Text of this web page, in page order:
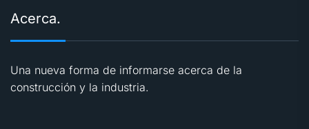
Acerca.
Una nueva forma de informarse acerca de la
construcción y la industria.